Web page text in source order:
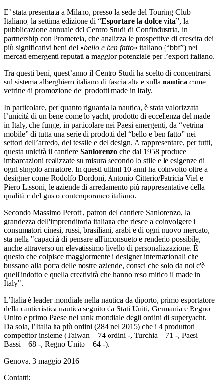
E’ stata presentata a Milano, presso la sede del Touring Club
Italiano, la settima edizione di “Esportare la dolce vita”, la
pubblicazione annuale del Centro Studi di Confindustria, in
partnership con Prometeia, che analizza le prospettive di crescita dei
più significativi beni del «bello e ben fatto» italiano (“bbf”) nei
mercati emergenti reputati a maggior potenziale per l’export italiano.
Tra questi beni, quest’anno il Centro Studi ha scelto di concentrarsi
sul sistema alberghiero italiano di fascia alta e sulla nautica come
vetrine di promozione dei prodotti made in Italy.
In particolare, per quanto riguarda la nautica, è stata valorizzata
l’unicità di un bene come lo yacht, prodotto di eccellenza del made
in Italy, che funge, in particolare nei Paesi emergenti, da “vetrina
mobile” di tutta una serie di prodotti del “bello e ben fatto” nei
settori dell’arredo, del tessile e del design. A rappresentare, per tutti,
questa unicità il cantiere Sanlorenzo che dal 1958 produce
imbarcazioni realizzate su misura secondo lo stile e le esigenze di
ogni singolo armatore. In questi ultimi 10 anni ha coinvolto oltre a
designer come Rodolfo Dordoni, Antonio Citterio/Patricia Viel e
Piero Lissoni, le aziende di arredamento più rappresentative della
qualità e del gusto contemporaneo italiano.
Secondo Massimo Perotti, patron del cantiere Sanlorenzo, la
grandezza dell'imprenditoria italiana che riesce a coinvolgere i
consumatori cinesi, russi, brasiliani, arabi e di ogni nuovo mercato,
sta nella "capacità di pensare all'inconsueto e renderlo possibile,
anche attraverso un elevatissimo livello di personalizzazione. È
questo che colpisce maggiormente i designer internazionali che
bussano alla porta delle nostre aziende, consci che solo da noi c'è
quell'indotto e quella creatività che hanno reso mitico il made in
Italy".
L’Italia è leader mondiale nella nautica da diporto, primo esportatore
della cantieristica nautica seguito da Stati Uniti, Germania e Regno
Unito e primo Paese nel rank mondiale degli ordini di superyacht.
Da sola, l’Italia ha più ordini (284 nel 2015) che i 4 produttori
competitor insieme (Taiwan – 74 ordini -, Turchia – 71 -, Paesi
Bassi – 68 -, Regno Unito – 64 -).
Genova, 3 maggio 2016
Contatti: